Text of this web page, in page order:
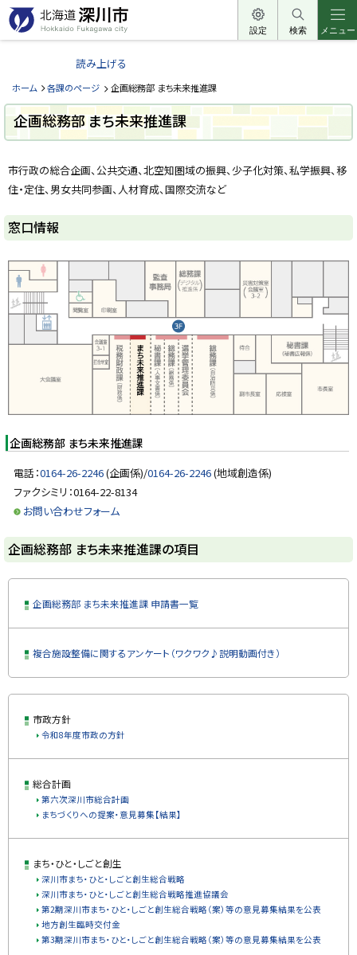
本
文
へ
ュ
へ
北
道
深
川
市
o
k
k
a
d
o
F
k
a
w
i
設定 検索 メニュー
読み上げる
ホーム 各課のページ 企画総務部 まち未来推進課
企画総務部 まち未来推進課
ジ
内
次
窓
情
報
画
務
来
進
課
市行政の総合企画、公共交通、北空知圏域の振興、少子化対策、私学振興、移
住・定住、男女共同参画、人材育成、国際交流など
窓口情報
企画総務部 まち未来推進課
電話：0164-26-2246(企画係)/0164-26-2246(地域創造係)
ファクシミリ：0164-22-8134
お問い合わせフォーム
ト
ッ
プ
企画総務部 まち未来推進課の項目
企画総務部 まち未来推進課 申請書一覧
複合施設整備に関するアンケート（ワクワク♪説明動画付き）
に
市政方針
令和8年度市政の方針
総合計画
第六次深川市総合計画
まちづくりへの提案・意見募集【結果】
まち・ひと・しごと創生
深川市まち・ひと・しごと創生総合戦略
深川市まち・ひと・しごと創生総合戦略推進協議会
第2期深川市まち・ひと・しごと創生総合戦略（案）等の意見募集結果を公表
地方創生臨時交付金
第3期深川市まち・ひと・しごと創生総合戦略（案）等の意見募集結果を公表